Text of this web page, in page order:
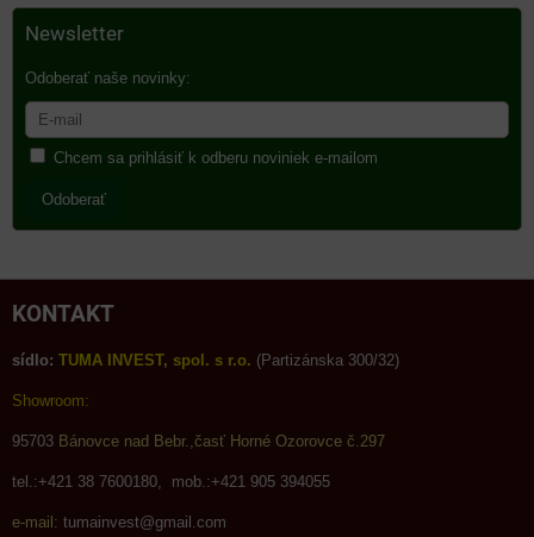
Newsletter
Odoberať naše novinky:
Chcem sa prihlásiť k odberu noviniek e-mailom
Odoberať
KONTAKT
sídlo: TUMA INVEST, spol. s r.o. (Partizánska 300/32)
Showroom:
95703 Bánovce nad Bebr.,časť Horné Ozorovce č.297
tel.:+421 38 7600180, mob.:+421 905 394055
e-mail: tumainvest@gmail.com